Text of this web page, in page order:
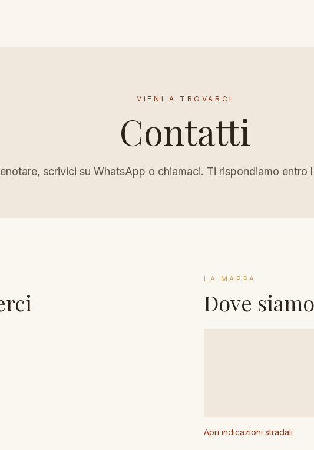
VIENI A TROVARCI
Contatti
scrivici su WhatsApp o chiamaci. Ti rispondiamo entro
LA MAPPA
Dove siamo
Apri indicazioni stradali